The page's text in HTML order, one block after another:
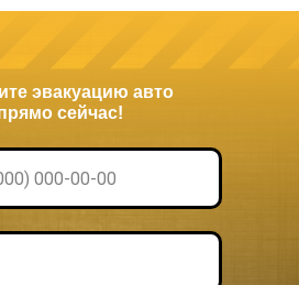
эвакуацию авто
сейчас!